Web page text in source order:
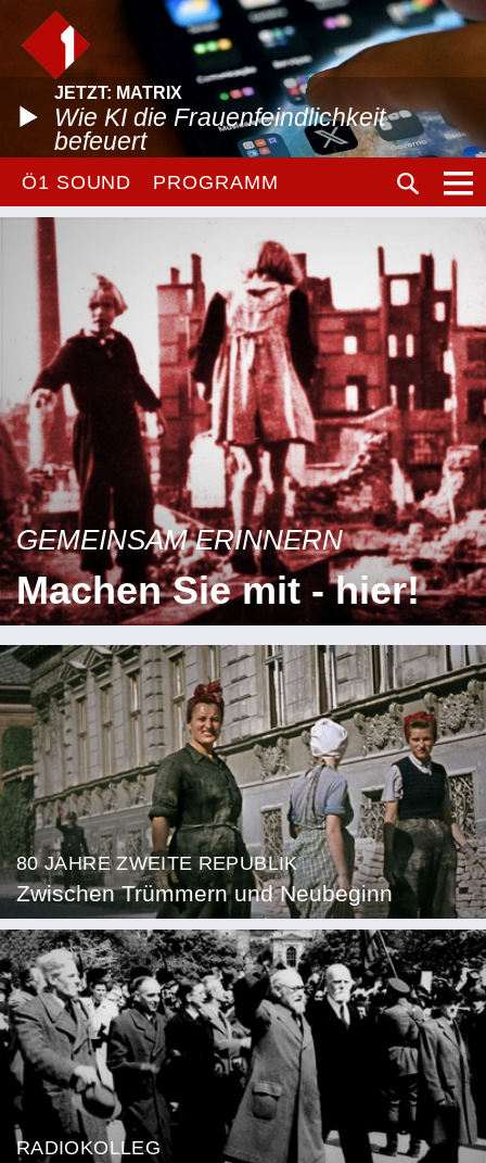
JETZT: MATRIX
Wie KI die Frauenfeindlichkeit
befeuert
Ö1 SOUND PROGRAMM
GEMEINSAM ERINNERN
Machen Sie mit - hier!
80 JAHRE ZWEITE REPUBLIK
Zwischen Trümmern und Neubeginn
RADIOKOLLEG